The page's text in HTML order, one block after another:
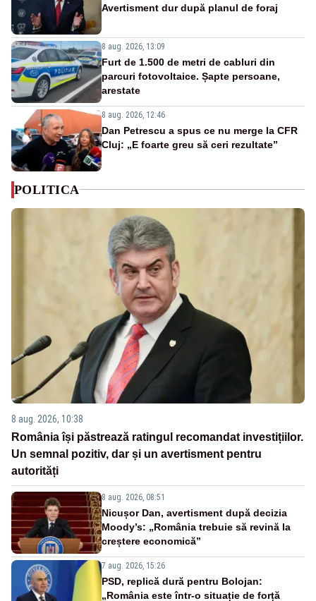
Avertisment dur după planul de foraj
8 aug. 2026, 13:09
Furt de 1.500 de metri de cabluri din
parcuri fotovoltaice. Șapte persoane,
arestate
8 aug. 2026, 12:46
Dan Petrescu a spus ce nu merge la CFR
Cluj: „E foarte greu să ceri rezultate”
POLITICA
8 aug. 2026, 10:38
România își păstrează ratingul recomandat investițiilor.
Un semnal pozitiv, dar și un avertisment pentru
autorități
8 aug. 2026, 08:51
Nicușor Dan, avertisment după decizia
Moody’s: „România trebuie să revină la
creștere economică”
7 aug. 2026, 15:26
PSD, replică dură pentru Bolojan:
„România este într-o situație de forță